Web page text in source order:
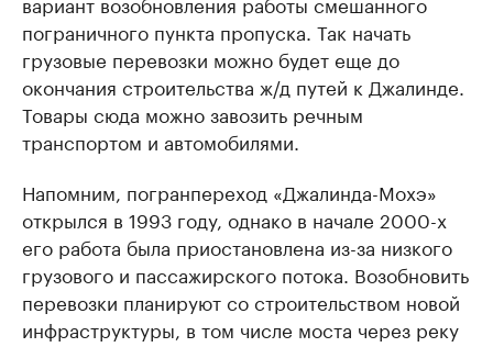
пограничного пункта пропуска. Так начать
грузовые перевозки можно будет еще до
окончания строительства ж/д путей к Джалинде.
Товары сюда можно завозить речным
транспортом и автомобилями.
Напомним, погранпереход «Джалинда-Мохэ»
открылся в 1993 году, однако в начале 2000-х
его работа была приостановлена из-за низкого
грузового и пассажирского потока. Возобновить
перевозки планируют со строительством новой
инфраструктуры, в том числе моста через реку